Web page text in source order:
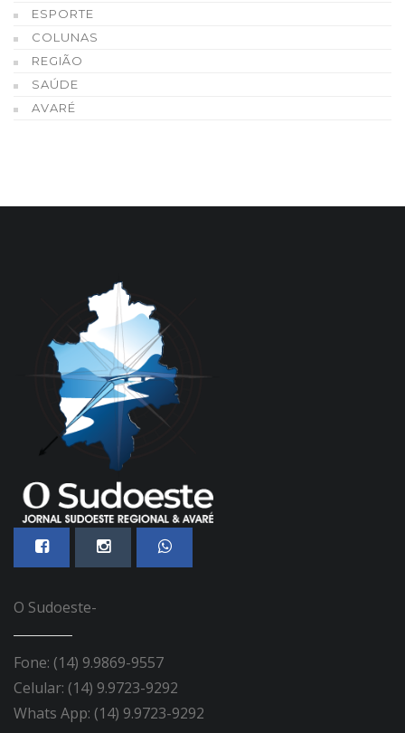
ESPORTE
COLUNAS
REGIÃO
SAÚDE
AVARÉ
O Sudoeste-
Fone: (14) 9.9869-9557
Celular: (14) 9.9723-9292
Whats App: (14) 9.9723-9292